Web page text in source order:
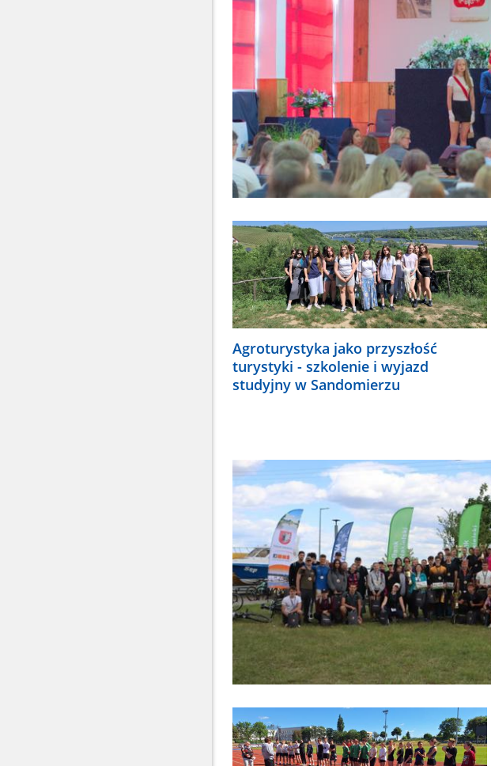
Agroturystyka jako przyszłość
turystyki - szkolenie i wyjazd
studyjny w Sandomierzu